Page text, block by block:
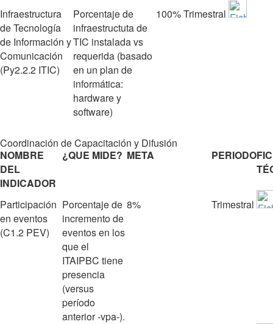
Infraestructura
de Tecnología
de Información y
Comunicación
(Py2.2.2 ITIC)
Porcentaje de
infraestructuta de
TIC instalada vs
requerida (basado
en un plan de
informática:
hardware y
software)
100%Trimestral
Coordinación de Capacitación y Difusión
NOMBRE
DEL
INDICADOR
¿QUE MIDE? META PERIODO
Participación
en eventos
(C1.2 PEV)
Porcentaje de
incremento de
eventos en los
que el
ITAIPBC tiene
presencia
(versus
período
anterior ‐vpa‐).
8% Trimestral